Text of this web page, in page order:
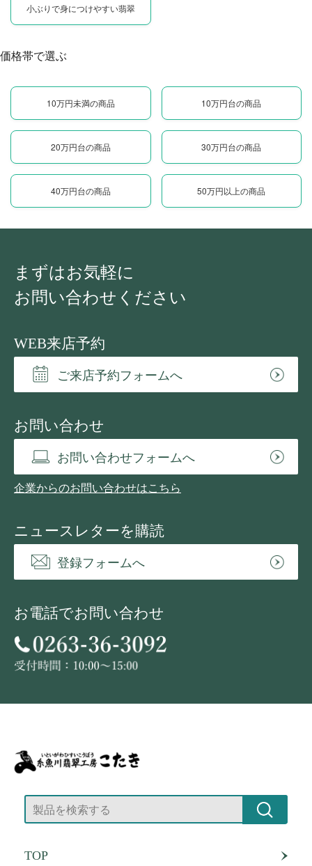
小ぶりで身につけやすい翡翠
価格帯で選ぶ
10万円未満の商品 10万円台の商品
20万円台の商品 30万円台の商品
40万円台の商品 50万円以上の商品
まずはお気軽に
お問い合わせください
WEB来店予約
ご来店予約フォームへ
お問い合わせ
お問い合わせフォームへ
企業からのお問い合わせはこちら
ニュースレターを購読
登録フォームへ
お電話でお問い合わせ
TOP